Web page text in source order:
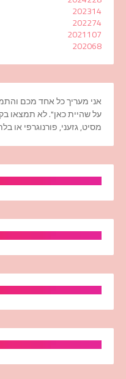
202314
202274
2021107
202068
אני מעריך כל אחד מכם
על שהיית כאן". לא תמצאו
מסיט, גזעני, פורנוגרפי או